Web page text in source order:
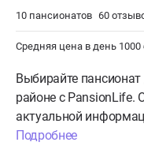
10 пансионатов 60
Средняя цена в день 1000
Выбирайте
районе с PansionLife.
актуальной
Подробнее